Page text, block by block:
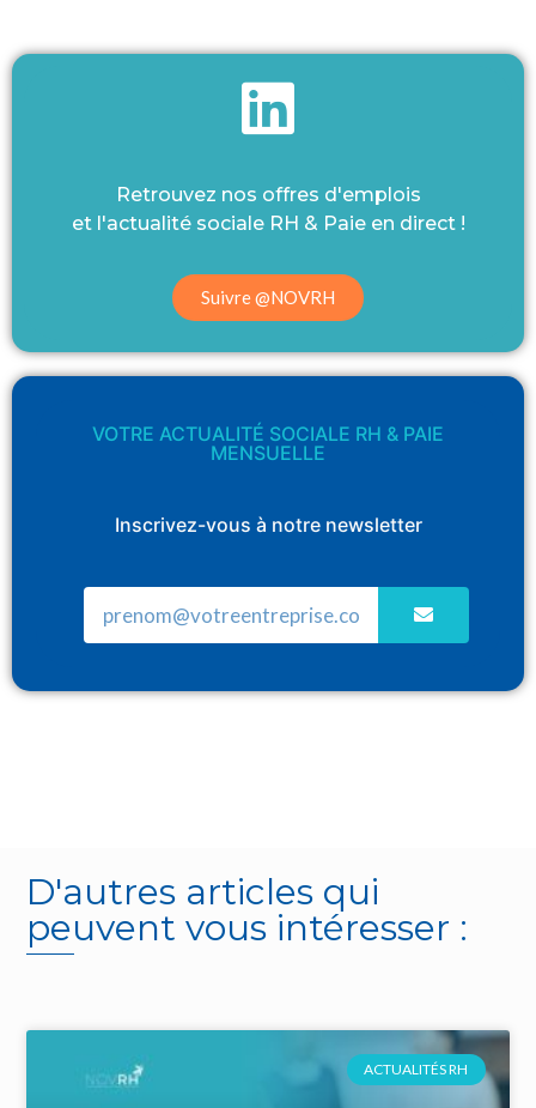
Retrouvez nos offres d'emplois
et l'actualité sociale RH & Paie en direct !
Suivre @NOVRH
VOTRE ACTUALITÉ SOCIALE RH & PAIE
MENSUELLE
Inscrivez-vous à notre newsletter
D'autres articles qui
peuvent vous intéresser :
ACTUALITÉS RH